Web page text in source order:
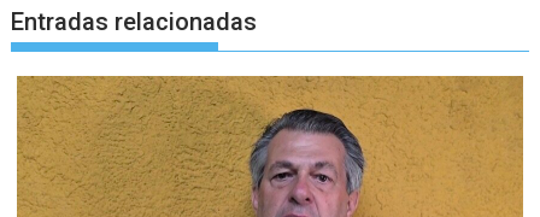
Entradas relacionadas